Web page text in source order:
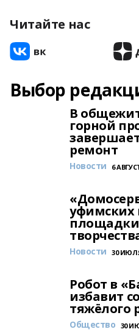
Читайте нас
Выбор
В
горной
ремонт
Новости 6
уфимских
Новости 30
Робот в
избавит
тяжёлого
Общество 30